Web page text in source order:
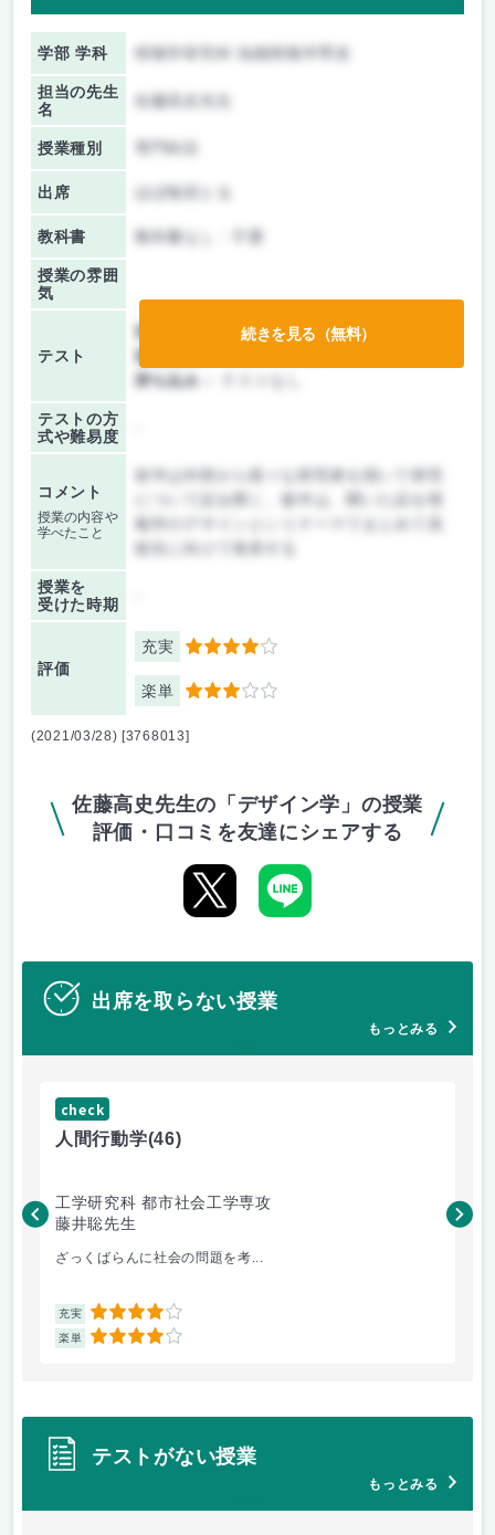
学部 学科 情報学研究科 知能情報学専攻
担当の先生
名
佐藤高史先生
授業種別
出席 ほぼ毎回とる
教科書 教科書なし・不要
授業の雰囲
気
テスト
前期/中間：
テスト・レポート両方なし
後期/期末：
持ち込み：
テストの方
式や難易度
コメント
授業の内容や
学べたこと
授業を
受けた時期
評価
充実 4
楽単 3
続きを見る（無料）
(2021/03/28) [3768013]
佐藤高史先生の「デザイン学」の授業
評価・口コミを友達にシェアする
出席を取らない授業
もっとみる
check
人間行動学(46)
工学研究科 都市社会工学専攻
藤井聡先生
ざっくばらんに社会の問題を考...
充実 4
楽単 4
藤
テストがない授業
もっとみる